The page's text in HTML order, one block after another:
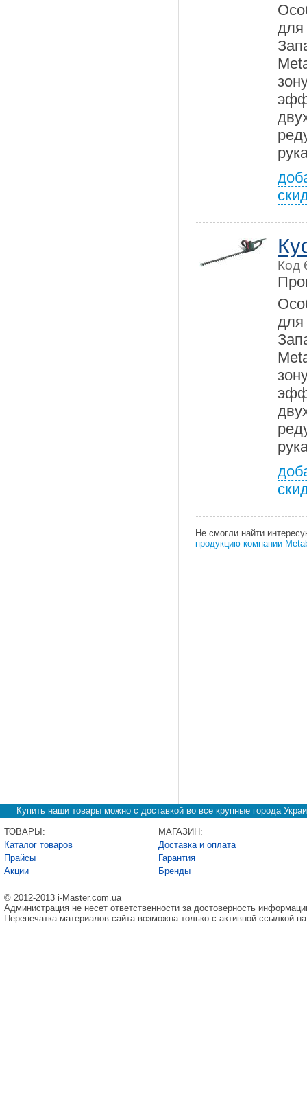
Код
Не смогли найти
продукцию компании
Купить наши товары можно с доставкой во все крупные города
ТОВАРЫ:
Каталог товаров
Прайсы
Акции
МАГАЗИН:
Доставка и оплата
Гарантия
Бренды
© 2012-2013 i-Master.com.ua
Администрация не несет ответственности за достоверность
Перепечатка материалов сайта возможна только с активной ссылкой